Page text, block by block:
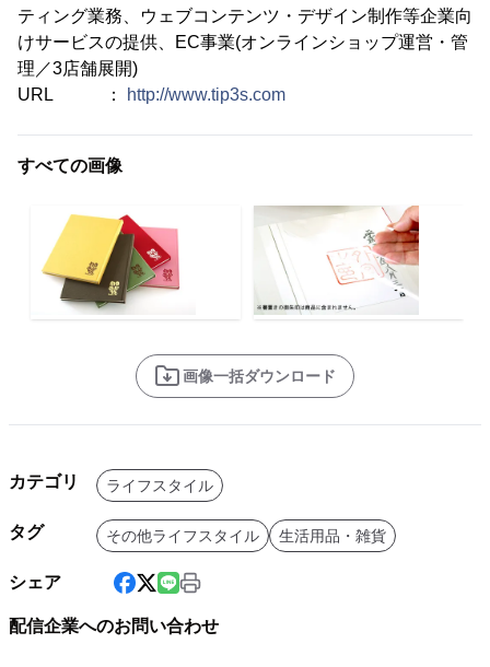
ティング業務、ウェブコンテンツ・デザイン制作等企業向
けサービスの提供、EC事業(オンラインショップ運営・管
理／3店舗展開)
URL ：
http://www.tip3s.com
すべての画像
画像一括ダウンロード
カテゴリ ライフスタイル
タグ その他ライフスタイル 生活用品・雑貨
シェア
配信企業へのお問い合わせ